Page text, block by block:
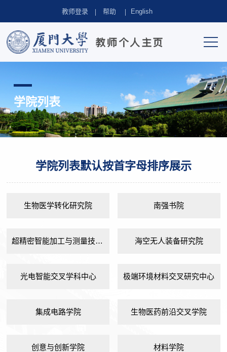
教师登录 帮助 English
学院列表
学院列表默认按首字母排序展示
生物医学转化研究院 南强书院
超精密智能加工与测量技术研究院 海空无人装备研究院
光电智能交叉学科中心 极端环境材料交叉研究中心
集成电路学院 生物医药前沿交叉学院
创意与创新学院 材料学院